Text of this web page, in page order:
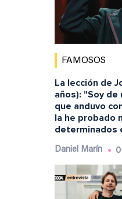
FAMOSOS
La lección de
años): "Soy de
que anduvo
la he probado
determinados
Daniel Marín